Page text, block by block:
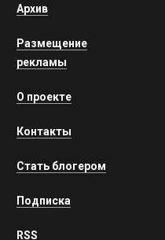
Архив
Размещение
рекламы
О проекте
Контакты
Стать блогером
Подписка
RSS